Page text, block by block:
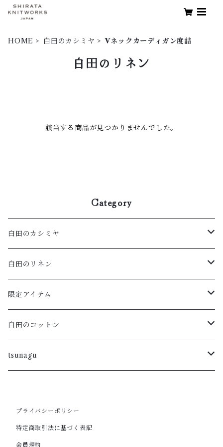
HOME 白田のカシミヤ Vネックカーディガン度詰
白田のリネン
該当する商品が見つかりませんでした。
Category
白田のカシミヤ
アームウォーマー
マフラー・ストール
ハイネックプルオーバー・ボーダー
ラウンドカーディガン・ボーダー
ロングカーディガン
白田のリネン
ポロニット
ラウンドプルオーバー
重ねVプルオーバー
ワンピース
限定アイテム
Vネックフレンチスリーブ
白田のコットン
ラウンドネックカーディガン
VNプルオーバー
tsunagu
ポートネックチュニック
プライバシーポリシー
特定商取引法に基づく表記
会員規約